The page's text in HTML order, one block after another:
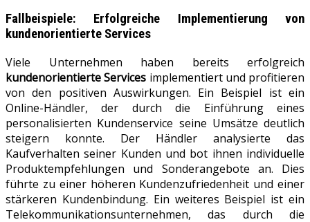
Fallbeispiele: Erfolgreiche Implementierung von
kundenorientierte Services
Viele Unternehmen haben bereits erfolgreich
kundenorientierte Services implementiert und profitieren
von den positiven Auswirkungen. Ein Beispiel ist ein
Online-Händler, der durch die Einführung eines
personalisierten Kundenservice seine Umsätze deutlich
steigern konnte. Der Händler analysierte das
Kaufverhalten seiner Kunden und bot ihnen individuelle
Produktempfehlungen und Sonderangebote an. Dies
führte zu einer höheren Kundenzufriedenheit und einer
stärkeren Kundenbindung. Ein weiteres Beispiel ist ein
Telekommunikationsunternehmen, das durch die